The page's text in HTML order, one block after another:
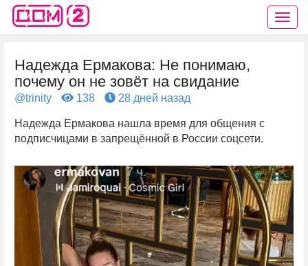
Надежда Ермакова: Не понимаю,
почему он не зовёт на свидание
@trinity 138 28 дней назад
Надежда Ермакова нашла время для общения с
подписчицами в запрещённой в России соцсети.